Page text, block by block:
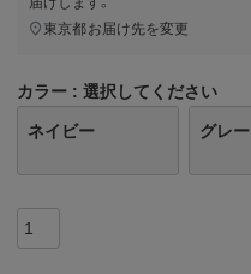
東京都お届け先を変更
カラー 選択してください
ネイビー グレー